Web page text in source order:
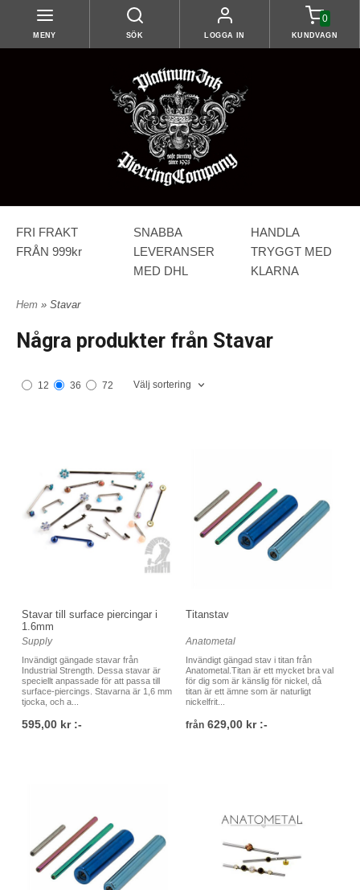
MENY SÖK LOGGA IN
0
KUNDVAGN
FRI FRAKT
FRÅN 999kr
SNABBA
LEVERANSER
MED DHL
HANDLA
TRYGGT MED
KLARNA
Hem » Stavar
Några produkter från Stavar
12 36 72 Välj sortering
Stavar till surface piercingar i
1.6mm
Supply
Invändigt gängade stavar från
Industrial Strength. Dessa stavar är
speciellt anpassade för att passa till
surface-piercings. Stavarna är 1,6 mm
tjocka, och a...
595,00 kr :-
Titanstav
Anatometal
Invändigt gängad stav i titan från
Anatometal.Titan är ett mycket bra val
för dig som är känslig för nickel, då
titan är ett ämne som är naturligt
nickelfrit...
från 629,00 kr :-